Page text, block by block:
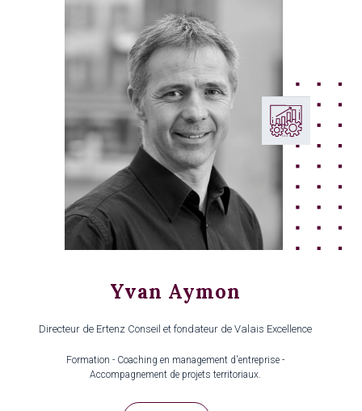
Yvan Aymon
Directeur de Ertenz Conseil et fondateur de Valais Excellence
Formation - Coaching en management d'entreprise -
Accompagnement de projets territoriaux.